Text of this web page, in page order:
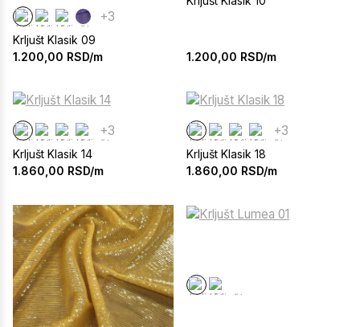
+3
Krljušt Klasik 09
1.200,00 RSD/m 1.200,00 RSD/m
+3
Krljušt Klasik 14
1.860,00 RSD/m
+3
Krljušt Klasik 18
1.860,00 RSD/m